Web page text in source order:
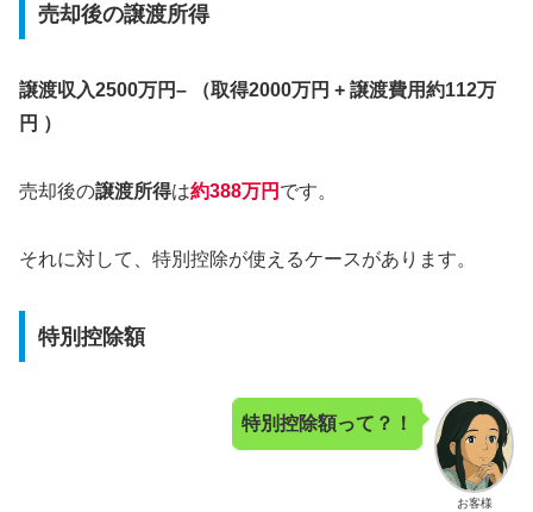
売却後の譲渡所得
譲渡収入2500万円– （取得2000万円 + 譲渡費用約112万
円 ）
売却後の譲渡所得は約388万円 です。
それに対して、特別控除が使えるケースがあります。
特別控除額
お客様
特別控除額って？！